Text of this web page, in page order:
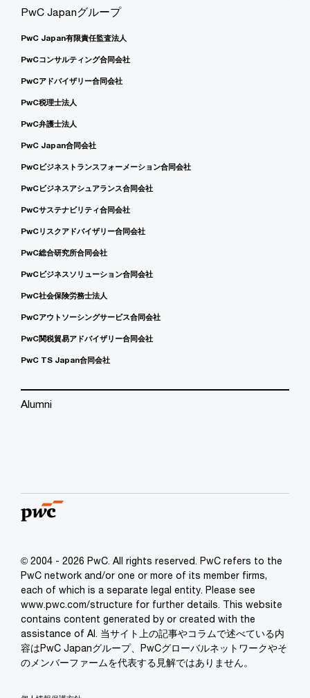
PwC Japanグループ
PwC Japan有限責任監査法人
PwCコンサルティング合同会社
PwCアドバイザリー合同会社
PwC税理士法人
PwC弁護士法人
PwC Japan合同会社
PwCビジネストランスフォーメーション合同会社
PwCビジネスアシュアランス合同会社
PwCサステナビリティ合同会社
PwCリスクアドバイザリー合同会社
PwC総合研究所合同会社
PwCビジネスソリューション合同会社
PwC社会保険労務士法人
PwCアウトソーシングサービス合同会社
PwC関税貿易アドバイザリー合同会社
PwC TS Japan合同会社
Alumni
© 2004 - 2026 PwC. All rights reserved. PwC refers to the
PwC network and/or one or more of its member firms,
each of which is a separate legal entity. Please see
www.pwc.com/structure for further details. This website
contains content generated by or created with the
assistance of AI. 当サイト上の記事やコラムで述べている内
容はPwC Japanグループ、PwCグローバルネットワークやそ
のメンバーファームを代表する見解ではありません。